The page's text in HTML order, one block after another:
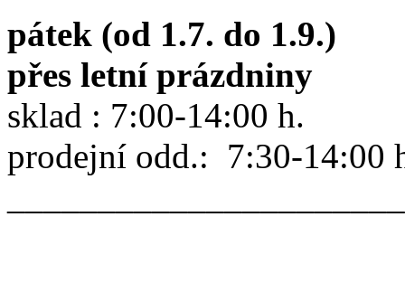
pátek (od 1.7. do 1.9.)
přes letní prázdniny
sklad : 7:00-14:00 h.
prodejní odd.: 7:30-14:00